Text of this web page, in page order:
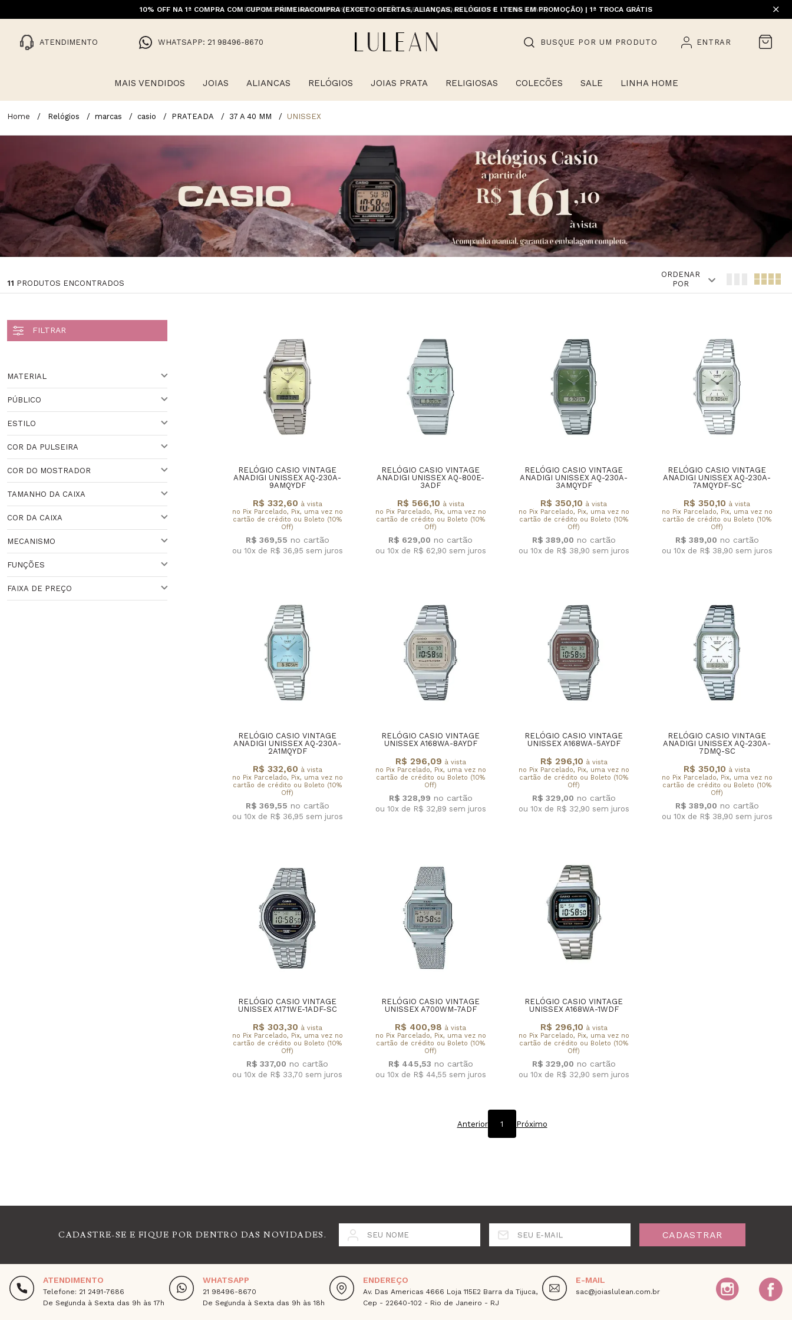
10% OFF NA 1ª COMPRA COM CUPOM PRIMEIRACOMPRA (EXCETO OFERTAS, ALIANÇAS, RELÓGIOS E ITENS EM PROMOÇÃO) | 1ª TROCA GRÁTIS
ATENDIMENTO WHATSAPP: 21 98496-8670 BUSQUE POR UM PRODUTO ENTRAR
MAIS VENDIDOS JOIAS ALIANCAS RELÓGIOS JOIAS PRATA RELIGIOSAS COLECÕES SALE LINHA HOME
Relógios marcas casio PRATEADA 37 A 40 MM UNISSEX
11 PRODUTOS ENCONTRADOS
ORDENAR
POR
MATERIAL
PÚBLICO
ESTILO
COR DA PULSEIRA
COR DO MOSTRADOR
BRANCO
TAMANHO DA CAIXA
COR DA CAIXA
MECANISMO
QUARTZO
FUNÇÕES
CRONÔMETRO
FAIXA DE PREÇO
RELÓGIO CASIO VINTAGE
ANADIGI UNISSEX AQ-230A-
9AMQYDF
R$ 332,60 à vista
no Pix Parcelado, Pix, uma vez no
cartão de crédito ou Boleto (10%
Off)
R$ 369,55
ou 10x de R$ 36,95 sem juros
RELÓGIO CASIO VINTAGE
ANADIGI UNISSEX AQ-800E-
3ADF
R$ 566,10 à vista
no Pix Parcelado, Pix, uma vez no
cartão de crédito ou Boleto (10%
Off)
R$ 629,00
ou 10x de R$ 62,90 sem juros
RELÓGIO CASIO VINTAGE
ANADIGI UNISSEX AQ-230A-
3AMQYDF
R$ 350,10 à vista
no Pix Parcelado, Pix, uma vez no
cartão de crédito ou Boleto (10%
Off)
R$ 389,00
ou 10x de R$ 38,90 sem juros
RELÓGIO CASIO VINTAGE
ANADIGI UNISSEX AQ-230A-
7AMQYDF-SC
R$ 350,10 à vista
no Pix Parcelado, Pix, uma vez no
cartão de crédito ou Boleto (10%
Off)
R$ 389,00
ou 10x de R$ 38,90 sem juros
RELÓGIO CASIO VINTAGE
ANADIGI UNISSEX AQ-230A-
2A1MQYDF
R$ 332,60 à vista
no Pix Parcelado, Pix, uma vez no
cartão de crédito ou Boleto (10%
Off)
R$ 369,55
ou 10x de R$ 36,95 sem juros
RELÓGIO CASIO VINTAGE
UNISSEX A168WA-8AYDF
R$ 296,09 à vista
no Pix Parcelado, Pix, uma vez no
cartão de crédito ou Boleto (10%
Off)
R$ 328,99
ou 10x de R$ 32,89 sem juros
RELÓGIO CASIO VINTAGE
UNISSEX A168WA-5AYDF
R$ 296,10 à vista
no Pix Parcelado, Pix, uma vez no
cartão de crédito ou Boleto (10%
Off)
R$ 329,00
ou 10x de R$ 32,90 sem juros
RELÓGIO CASIO VINTAGE
ANADIGI UNISSEX AQ-230A-
7DMQ-SC
R$ 350,10 à vista
no Pix Parcelado, Pix, uma vez no
cartão de crédito ou Boleto (10%
Off)
R$ 389,00
ou 10x de R$ 38,90 sem juros
RELÓGIO CASIO VINTAGE
UNISSEX A171WE-1ADF-SC
R$ 303,30 à vista
no Pix Parcelado, Pix, uma vez no
cartão de crédito ou Boleto (10%
Off)
R$ 337,00
ou 10x de R$ 33,70 sem juros
RELÓGIO CASIO VINTAGE
UNISSEX A700WM-7ADF
R$ 400,98 à vista
no Pix Parcelado, Pix, uma vez no
cartão de crédito ou Boleto (10%
Off)
R$ 445,53
ou 10x de R$ 44,55 sem juros
RELÓGIO CASIO VINTAGE
UNISSEX A168WA-1WDF
R$ 296,10 à vista
no Pix Parcelado, Pix, uma vez no
cartão de crédito ou Boleto (10%
Off)
R$ 329,00
ou 10x de R$ 32,90 sem juros
Anterior 1 Próximo
CADASTRE-SE E FIQUE POR DENTRO DAS NOVIDADES. SEU NOME SEU E-MAIL CADASTRAR
ATENDIMENTO
Telefone: 21 2491-7686
De Segunda à Sexta das 9h às 17h
WHATSAPP
21 98496-8670
De Segunda à Sexta das 9h às 18h
ENDEREÇO
Av. Das Americas 4666 Loja 115E2 Barra da Tijuca,
Cep - 22640-102 - Rio de Janeiro - RJ
E-MAIL
sac@joiaslulean.com.br